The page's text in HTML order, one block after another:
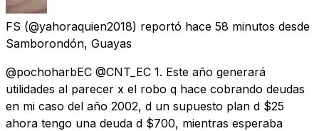
FS (@yahoraquien2018) reportó hace 58 minutos desde
Samborondón, Guayas
@pochoharbEC @CNT_EC 1. Este año generará
utilidades al parecer x el robo q hace cobrando deudas
en mi caso del año 2002, d un supuesto plan d $25
ahora tengo una deuda d $700, mientras esperaba